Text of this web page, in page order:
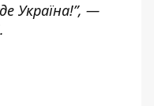
Україна!”, —